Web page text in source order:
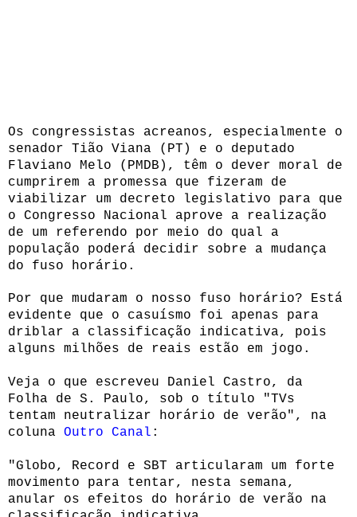
Os congressistas acreanos, especialmente o
senador Tião Viana (PT) e o deputado
Flaviano Melo (PMDB), têm o dever moral de
cumprirem a promessa que fizeram de
viabilizar um decreto legislativo para que
o Congresso Nacional aprove a realização
de um referendo por meio do qual a
população poderá decidir sobre a mudança
do fuso horário.
Por que mudaram o nosso fuso horário? Está
evidente que o casuísmo foi apenas para
driblar a classificação indicativa, pois
alguns milhões de reais estão em jogo.
Veja o que escreveu Daniel Castro, da
Folha de S. Paulo, sob o título "TVs
tentam neutralizar horário de verão", na
coluna Outro Canal :
"Globo, Record e SBT articularam um forte
movimento para tentar, nesta semana,
anular os efeitos do horário de verão na